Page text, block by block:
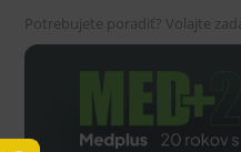
Potrebujete poradiť? Volajte